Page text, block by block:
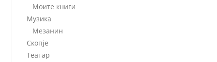
Моите книги
Музика
Мезанин
Скопје
Театар